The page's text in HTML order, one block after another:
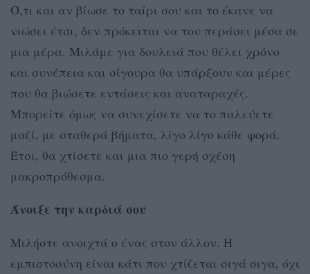
Ό,τι και αν βίωσε το ταίρι σου και το έκανε να
νιώσει έτσι, δεν πρόκειται να του περάσει μέσα σε
μια μέρα. Μιλάμε για δουλειά που θέλει χρόνο
και συνέπεια και σίγουρα θα υπάρξουν και μέρες
που θα βιώσετε εντάσεις και αναταραχές.
Μπορείτε όμως να συνεχίσετε να το παλεύετε
μαζί, με σταθερά βήματα, λίγο λίγο κάθε φορά.
Έτσι, θα χτίσετε και μια πιο γερή σχέση
μακροπρόθεσμα.
Άνοιξε την καρδιά σου
Μιλήστε ανοιχτά ο ένας στον άλλον. Η
εμπιστοσύνη είναι κάτι που χτίζεται σιγά σιγα, όχι